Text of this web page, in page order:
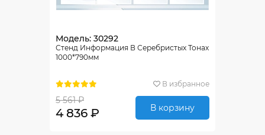
Модель: 30292
Стенд Информация В Серебристых Тонах
1000*790мм
В избранное
5 561 ₽
4 836 ₽ В корзину